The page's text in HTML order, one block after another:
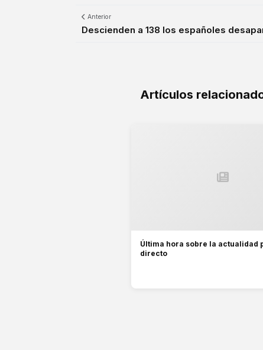
Anterior
Descienden a 138 los españoles
Artículos
Última hora sobre la actualidad
directo